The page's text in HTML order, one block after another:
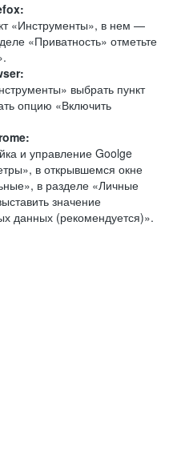
«Инструменты», в нем —
«Приватность» отметьте
выбрать пункт
опцию «Включить
и управление Goolge
в открывшемся окне
в разделе «Личные
значение
данных (рекомендуется)».